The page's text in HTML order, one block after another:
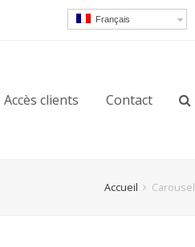
Français
Accès clients Contact
Accueil Carousel